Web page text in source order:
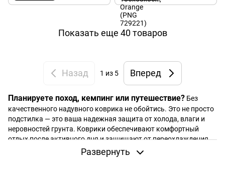
Показать еще 40 товаров
Назад 1 из 5 Вперед
Планируете поход, кемпинг или путешествие? Без
качественного надувного коврика не обойтись. Это не просто
подстилка — это ваша надежная защита от холода, влаги и
неровностей грунта. Коврики обеспечивают комфортный
отдых после активного дня и защищают от переохлаждения,
особенно ночью или на высоте.
Развернуть